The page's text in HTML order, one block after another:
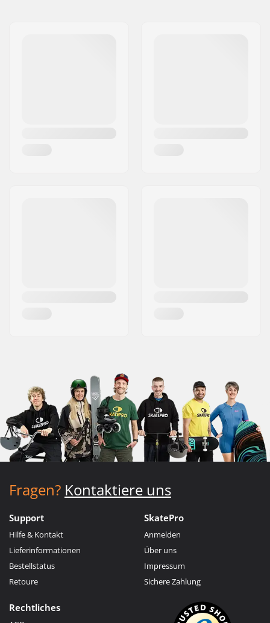
Fragen? Kontaktiere uns
Support
Hilfe & Kontakt
Lieferinformationen
Bestellstatus
Retoure
SkatePro
Anmelden
Über uns
Impressum
Sichere Zahlung
Rechtliches